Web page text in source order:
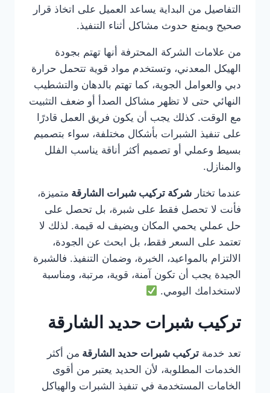
التفاصيل من البداية يساعد العميل على اتخاذ قرار
صحيح ويمنع حدوث مشاكل أثناء التنفيذ.
من علامات الشركة المحترفة أنها تهتم بجودة
الهيكل المعدني، وتستخدم مواد قوية تتحمل حرارة
دبي والعوامل الجوية، كما تهتم بالدهان والتشطيب
النهائي حتى لا تظهر مشاكل الصدأ أو ضعف التثبيت
مع الوقت. كذلك يجب أن يكون فريق العمل قادرًا
على تنفيذ الشبرات بأشكال مختلفة، سواء بتصميم
بسيط وعملي أو تصميم أكثر أناقة يناسب الفلل
والمنازل.
عندما تختار شركة تركيب شبرات الشارقة متميزة،
فأنت لا تحصل فقط على شبرة، بل تحصل على
حل عملي يحمي المكان ويضيف له قيمة. لذلك لا
تعتمد على السعر فقط، بل ابحث عن الجودة،
الالتزام بالمواعيد، الخبرة، وضمان التنفيذ. فالشبرة
الجيدة يجب أن تكون آمنة، قوية، مرتبة، ومناسبة
لاستخدامك اليومي.
تركيب شبرات حديد الشارقة
تعد خدمة تركيب شبرات حديد الشارقة من أكثر
الخدمات المطلوبة، لأن الحديد يعتبر من أقوى
الخامات المستخدمة في تنفيذ الشبرات والهياكل